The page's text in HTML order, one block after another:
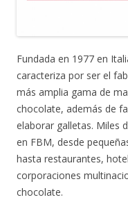
Fundada en 1977 en
caracteriza por ser el
más amplia gama de
chocolate, además de
elaborar galletas. Miles
en FBM, desde
hasta restaurantes,
corporaciones
chocolate.